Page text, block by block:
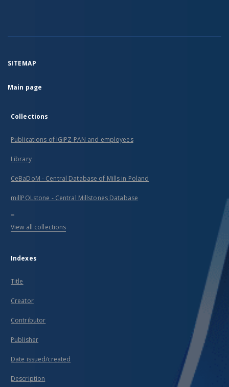
SITEMAP
Main page
Collections
Publications of IGiPZ PAN and employees
Library
CeBaDoM - Central Database of Mills in Poland
millPOLstone - Central Millstones Database
...
View all collections
Indexes
Title
Creator
Contributor
Publisher
Date issued/created
Description